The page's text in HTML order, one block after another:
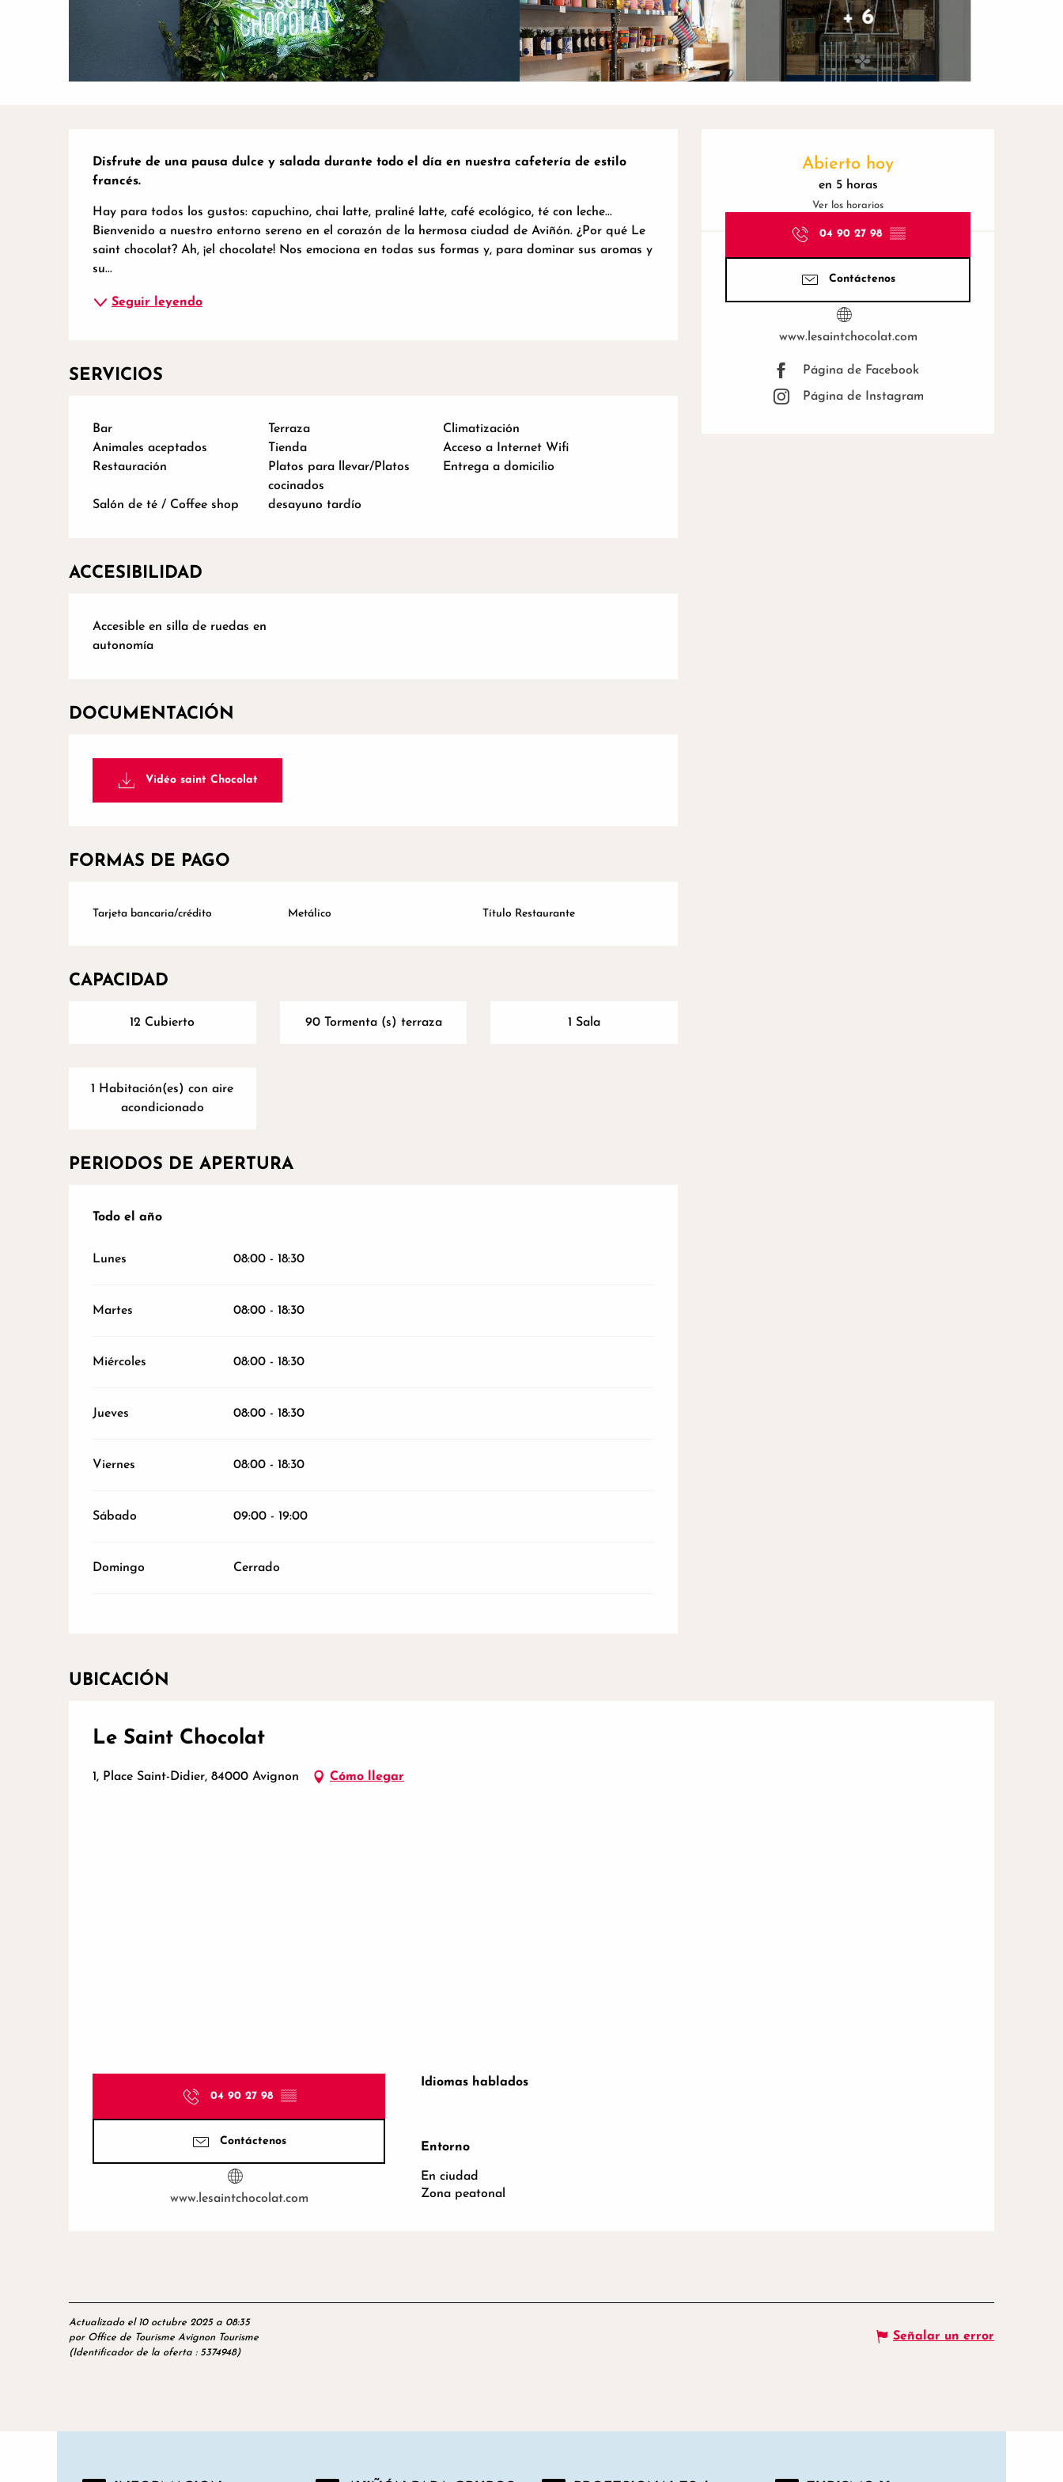
+ 6
Horarios y datos de
Abierto hoy
en 5 horas
Ver los horarios
04 90 27 98 ▒▒
Contáctenos
www.lesaintchocolat.com
Página de Facebook
Página de Instagram
Descripción
Disfrute de una pausa dulce y salada durante todo el día en nuestra cafetería de estilo
francés.
Hay para todos los gustos: capuchino, chai latte, praliné latte, café ecológico, té con leche...
Bienvenido a nuestro entorno sereno en el corazón de la hermosa ciudad de Aviñón. ¿Por qué Le
saint chocolat? Ah, ¡el chocolate! Nos emociona en todas sus formas y, para dominar sus aromas y
su...
Seguir leyendo
SERVICIOS
Bar Terraza
Climatización
Animales aceptados
Tienda
Acceso a Internet Wifi
Restauración
Platos para llevar/Platos
cocinados
Entrega a domicilio
Salón de té / Coffee shop desayuno tardío
ACCESIBILIDAD
Accesible en silla de ruedas en
autonomía
DOCUMENTACIÓN
Vidéo saint Chocolat
FORMAS DE PAGO
Tarjeta bancaria/crédito Metálico Título Restaurante
CAPACIDAD
12 Cubierto 90 Tormenta (s) terraza 1 Sala
1 Habitación(es) con aire
acondicionado
PERIODOS DE APERTURA
Todo el año
Todo el año
Lunes 08:00 - 18:30
Martes 08:00 - 18:30
Miércoles 08:00 - 18:30
Jueves 08:00 - 18:30
Viernes 08:00 - 18:30
Sábado 09:00 - 19:00
Domingo Cerrado
UBICACIÓN
Le Saint Chocolat
1, Place Saint-Didier, 84000 Avignon Cómo llegar
04 90 27 98 ▒▒
Contáctenos
www.lesaintchocolat.com
Idiomas hablados
Idiomas hablados
Entorno
Entorno
En ciudad
Zona peatonal
Actualizado el 10 octubre 2025 a 08:35
por Office de Tourisme Avignon Tourisme
(Identificador de la oferta : 5374948)
Señalar un error